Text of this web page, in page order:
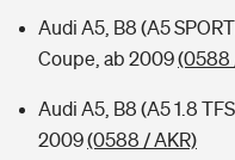
Audi A5, B8 (A5
Coupe, ab 2009(0588
Audi A5, B8 (A5 1.8
2009(0588 / AKR)